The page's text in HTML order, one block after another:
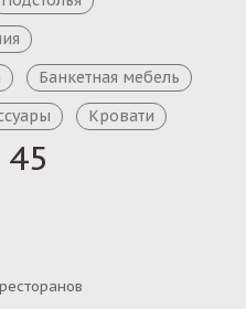
Банкетная мебель
Кровати